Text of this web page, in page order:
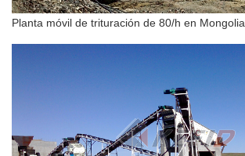
Planta móvil de trituración de 80/h en Mongolia